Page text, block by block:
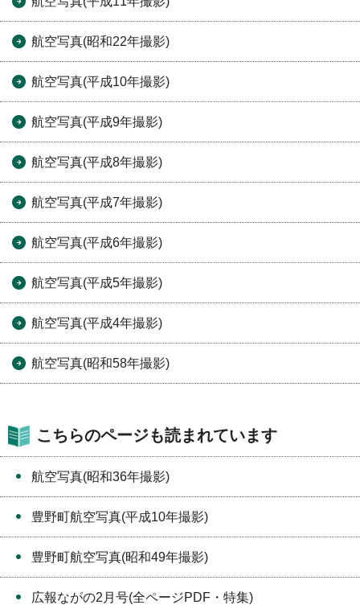
航空写真(昭和22年撮影)
航空写真(平成10年撮影)
航空写真(平成9年撮影)
航空写真(平成8年撮影)
航空写真(平成7年撮影)
航空写真(平成6年撮影)
航空写真(平成5年撮影)
航空写真(平成4年撮影)
航空写真(昭和58年撮影)
こちらのページも読まれています
航空写真(昭和36年撮影)
豊野町航空写真(平成10年撮影)
豊野町航空写真(昭和49年撮影)
広報ながの2月号(全ページPDF・特集)